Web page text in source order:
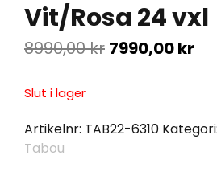
Vit/Rosa 24 vxl
8990,00kr 7990,00kr
Slut i lager
Artikelnr: TAB22-6310 Kategori:
Tabou